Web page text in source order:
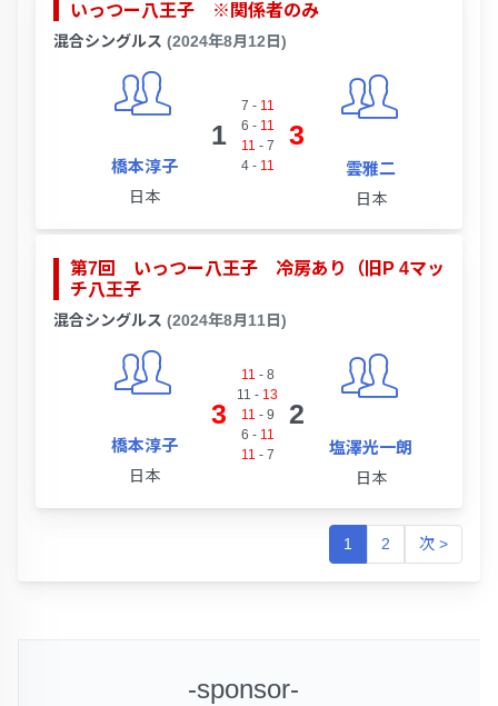
いっつー八王子 ※関係者のみ
混合シングルス (2024年8月12日)
橋本淳子
日本
1
7 - 11
6 - 11
11 - 7
4- 11
3
雲雅二
日本
第7回 いっつー八王子 冷房あり（旧P 4マッ
チ八王子
混合シングルス (2024年8月11日)
橋本淳子
日本
3
11 - 8
11 - 13
11 - 9
6 - 11
11 - 7
2
塩澤光一朗
日本
1 2 次 >
-sponsor-